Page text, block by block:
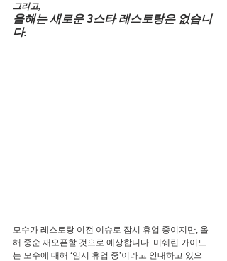
그리고,
올해는 새로운 3스타 레스토랑은 없습니
다.
모수가 레스토랑 이전 이슈로 잠시 휴업 중이지만, 올
해 중순 재오픈할 것으로 예상합니다. 미쉐린 가이드
는 모수에 대해 ‘임시 휴업 중’이라고 안내하고 있으